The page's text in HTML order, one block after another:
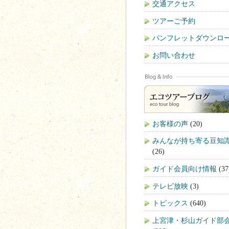
交通アクセス
ツアーご予約
パンフレットダウンロ
お問い合わせ
お客様の声 (20)
みんなが持ち寄る豆知
(26)
ガイド会員向け情報
テレビ放映 (3)
トピックス (640)
上宮津・杉山ガイド部